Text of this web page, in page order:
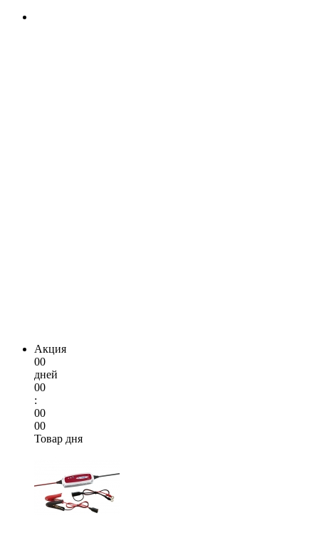
Акция
00
дней
00
:
00
00
Товар дня